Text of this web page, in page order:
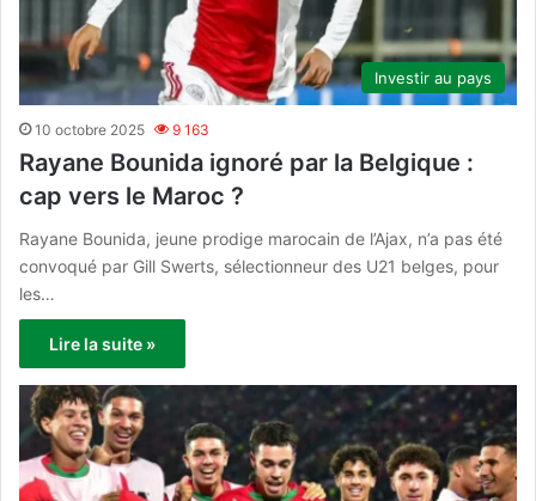
Investir au pays
10 octobre 2025 9 163
Rayane Bounida ignoré par la Belgique :
cap vers le Maroc ?
Rayane Bounida, jeune prodige marocain de l’Ajax, n’a pas été
convoqué par Gill Swerts, sélectionneur des U21 belges, pour
les…
Lire la suite »